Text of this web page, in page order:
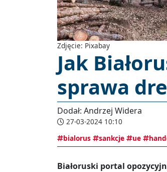
Zdjęcie: Pixabay
Jak
sprawa
Dodał: Andrzej Widera
27-03-2024 10:10
bialorus
sankcje ue
Białoruski portal